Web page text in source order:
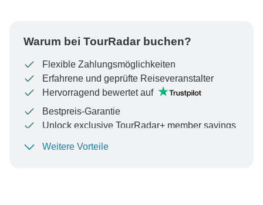
Warum bei TourRadar buchen?
Flexible Zahlungsmöglichkeiten
Erfahrene und geprüfte Reiseveranstalter
Hervorragend bewertet auf
Bestpreis-Garantie
Unlock exclusive TourRadar+ member savings
Um Ihre Zahlung zu schützen und sicherzustellen,
Weitere Vorteile